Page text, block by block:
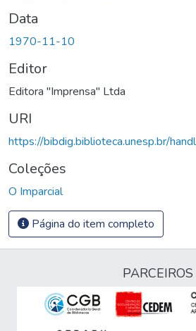
Data
1970-11-10
Editor
Editora "Imprensa" Ltda
URI
https://bibdig.biblioteca.unesp.br/
Coleções
O Imparcial
Página do item completo
PARCEIROS